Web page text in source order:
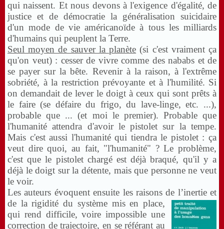
qui naissent. Et nous devons à l'exigence d'égalité, de
justice et de démocratie la généralisation suicidaire
d'un mode de vie américanoïde à tous les milliards
d'humains qui peuplent la Terre.
Seul moyen de sauver la planète (si c'est vraiment ça
qu'on veut) : cesser de vivre comme des nababs et de
se payer sur la bête. Revenir à la raison, à l'extrême
sobriété, à la restriction prévoyante et à l'humilité. Si
on demandait de lever le doigt à ceux qui sont prêts à
le faire (se défaire du frigo, du lave-linge, etc. ...),
probable que ... (et moi le premier). Probable que
l'humanité attendra d'avoir le pistolet sur la tempe.
Mais c'est aussi l'humanité qui tiendra le pistolet : ça
veut dire quoi, au fait, "l'humanité" ? Le problème,
c'est que le pistolet chargé est déjà braqué, qu'il y a
déjà le doigt sur la détente, mais que personne ne veut
le voir.
Les auteurs évoquent ensuite les raisons de l’inertie et
de la rigidité du système mis en place,
qui rend difficile, voire impossible une
correction de trajectoire, en se référant au